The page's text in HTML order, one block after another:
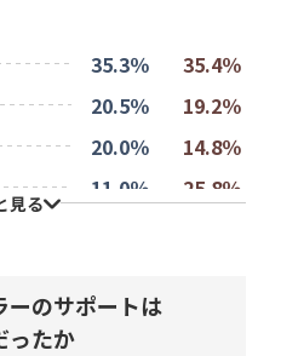
35.3％ 35.4％
20.5％ 19.2％
20.0％ 14.8％
11.0％ 25.8％
2.1％
見る
ーのサポートは
ったか